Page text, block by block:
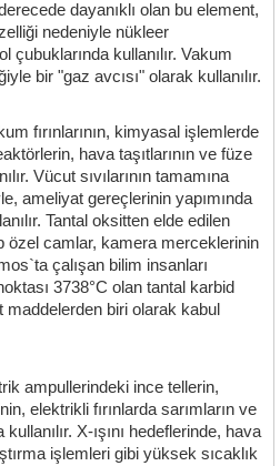
dayanıklı olan bu element,
nedeniyle nükleer
çubuklarında kullanılır. Vakum
bir "gaz avcısı" olarak kullanılır.
fırınlarının, kimyasal işlemlerde
hava taşıtlarının ve füze
Vücut sıvılarının tamamına
ameliyat gereçlerinin yapımında
Tantal oksitten elde edilen
özel camlar, kamera merceklerinin
çalışan bilim insanları
3738°C olan tantal karbid
maddelerden biri olarak kabul
ampullerindeki ince tellerin,
elektrikli fırınlarda sarımların ve
kullanılır. X-ışını hedeflerinde, hava
işlemleri gibi yüksek sıcaklık